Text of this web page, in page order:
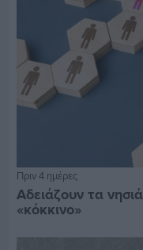
Πριν 4 ημέρες
Αδειάζουν τα
«κόκκινο»